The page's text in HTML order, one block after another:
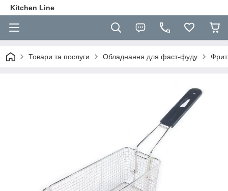
Kitchen Line
Товари та послуги Обладнання для фаст-фуду